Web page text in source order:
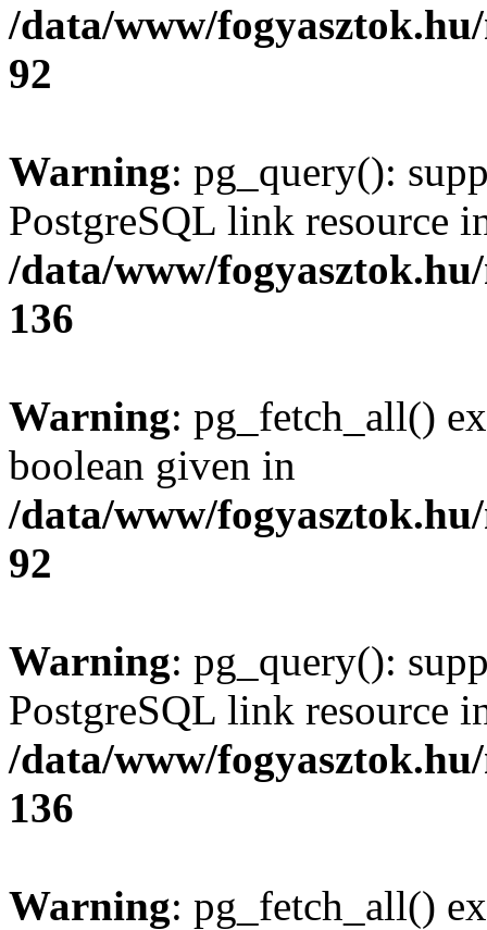
/data/www/
92
Warning: pg_query():
PostgreSQL link resource
/data/www/
136
Warning: pg_fetch_all()
boolean given in
/data/www/
92
Warning: pg_query():
PostgreSQL link resource
/data/www/
136
Warning: pg_fetch_all()